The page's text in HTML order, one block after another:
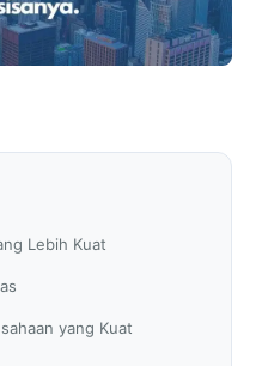
Lebih Kuat
yang Kuat